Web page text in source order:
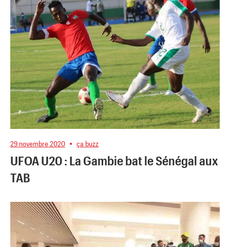
29 novembre 2020 ça buzz
UFOA U20 : La Gambie bat le Sénégal aux
TAB